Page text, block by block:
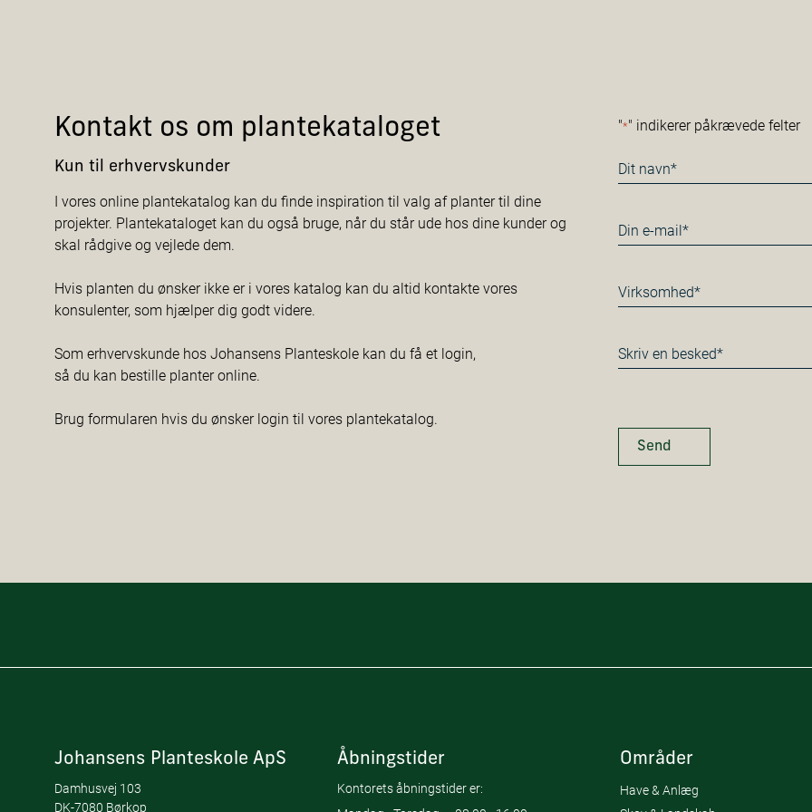
Kontakt os om plantekataloget
Kun til erhvervskunder
I vores online plantekatalog kan du finde inspiration til valg af planter til dine
projekter. Plantekataloget kan du også bruge, når du står ude hos dine kunder og
skal rådgive og vejlede dem.
Hvis planten du ønsker ikke er i vores katalog kan du altid kontakte vores
konsulenter, som hjælper dig godt videre.
Som erhvervskunde hos Johansens Planteskole kan du få et login,
så du kan bestille planter online.
Brug formularen hvis du ønsker login til vores plantekatalog.
"*" indikerer påkrævede felter
Navn
*
E-
mail
Virksomhed*
*
Besked
*
Send
Johansens Planteskole ApS
Damhusvej 103
DK-7080 Børkop
Åbningstider
Kontorets åbningstider er:
Områder
Have & Anlæg